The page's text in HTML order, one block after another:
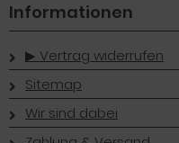
Informationen
▶︎ Vertrag widerrufen
Sitemap
Wir sind dabei